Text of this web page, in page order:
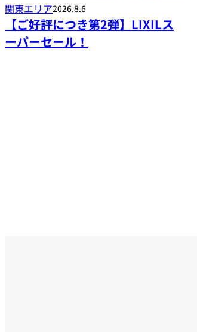
関東エリア2026.8.6
【ご好評につき第2弾】LIXILス
ーパーセール！